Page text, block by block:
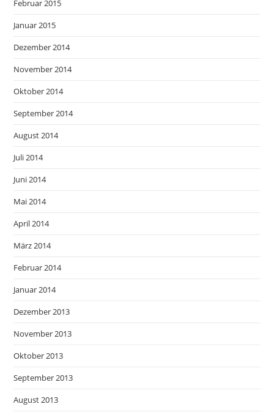
Februar 2015
Januar 2015
Dezember 2014
November 2014
Oktober 2014
September 2014
August 2014
Juli 2014
Juni 2014
Mai 2014
April 2014
März 2014
Februar 2014
Januar 2014
Dezember 2013
November 2013
Oktober 2013
September 2013
August 2013